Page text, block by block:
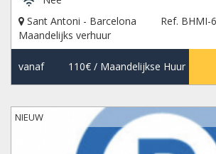
Sant Antoni - Barcelona
Ref. BHMI-
Maandelijks verhuur
vanaf 110€/ Maandelijkse Huur
NIEUW